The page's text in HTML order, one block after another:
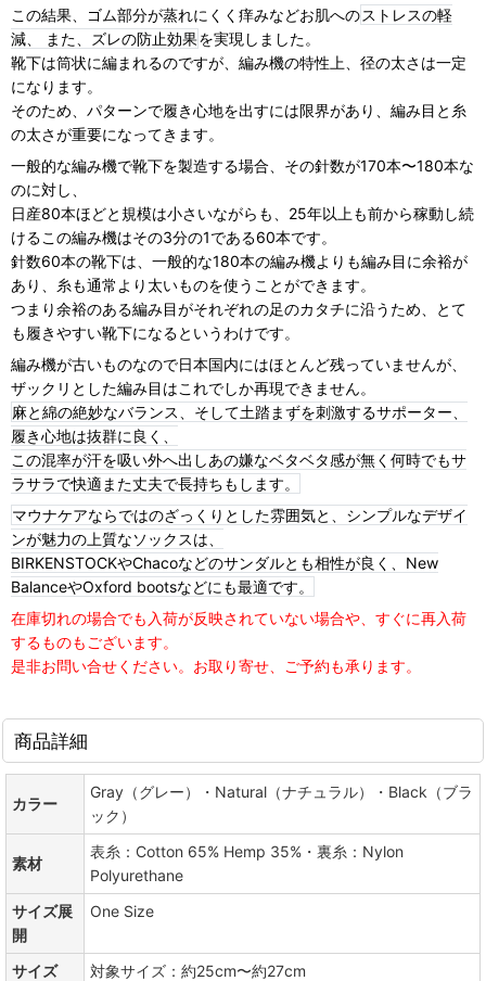
この結果、ゴム部分が蒸れにくく痒みなどお肌へのストレスの軽
減、 また、ズレの防止効果を実現しました。
靴下は筒状に編まれるのですが、編み機の特性上、径の太さは一定
になります。
そのため、パターンで履き心地を出すには限界があり、編み目と糸
の太さが重要になってきます。
一般的な編み機で靴下を製造する場合、その針数が170本〜180本な
のに対し、
日産80本ほどと規模は小さいながらも、25年以上も前から稼動し続
けるこの編み機はその3分の1である60本です。
針数60本の靴下は、一般的な180本の編み機よりも編み目に余裕が
あり、糸も通常より太いものを使うことができます。
つまり余裕のある編み目がそれぞれの足のカタチに沿うため、とて
も履きやすい靴下になるというわけです。
編み機が古いものなので日本国内にはほとんど残っていませんが、
ザックリとした編み目はこれでしか再現できません。
麻と綿の絶妙なバランス、そして土踏まずを刺激するサポーター、
履き心地は抜群に良く、
この混率が汗を吸い外へ出しあの嫌なベタベタ感が無く何時でもサ
ラサラで快適また丈夫で長持ちもします。
マウナケアならではのざっくりとした雰囲気と、シンプルなデザイ
ンが魅力の上質なソックスは、
BIRKENSTOCKやChacoなどのサンダルとも相性が良く、New
BalanceやOxford bootsなどにも最適です。
在庫切れの場合でも入荷が反映されていない場合や、すぐに再入荷
するものもございます。
是非お問い合せください。お取り寄せ、ご予約も承ります。
商品詳細
カラー
Gray（グレー）・Natural（ナチュラル）・Black（ブラ
ック）
素材
表糸：Cotton 65% Hemp 35%・裏糸：Nylon
Polyurethane
サイズ展
開
One Size
サイズ
対象サイズ：約25cm〜約27cm